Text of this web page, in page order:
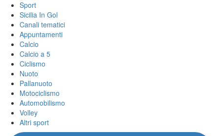
Sport
Sicilia In Gol
Canali tematici
Appuntamenti
Calcio
Calcio a 5
Ciclismo
Nuoto
Pallanuoto
Motociclismo
Automobilismo
Volley
Altri sport